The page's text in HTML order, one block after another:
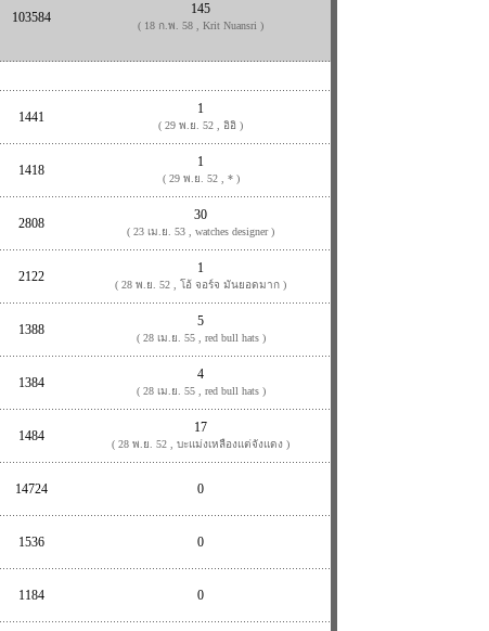
103584
145
( 18 ก.พ. 58 , Krit Nuansri )
1441
1
( 29 พ.ย. 52 , อิอิ )
1418
1
( 29 พ.ย. 52 , * )
2808
30
( 23 เม.ย. 53 , watches designer )
2122
1
( 28 พ.ย. 52 , โอ้ จอร์จ มันยอดมาก )
1388
5
( 28 เม.ย. 55 , red bull hats )
1384
4
( 28 เม.ย. 55 , red bull hats )
1484
17
( 28 พ.ย. 52 , บะแม่งเหลืองแต่จังแดง )
14724 0
1536 0
1184 0